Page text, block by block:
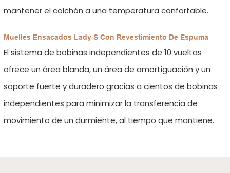
mantener el colchón a una temperatura confortable.
Muelles Ensacados Lady S Con Revestimiento De Espuma
El sistema de bobinas independientes de 10 vueltas
ofrece un área blanda, un área de amortiguación y un
soporte fuerte y duradero gracias a cientos de bobinas
independientes para minimizar la transferencia de
movimiento de un durmiente, al tiempo que mantiene.